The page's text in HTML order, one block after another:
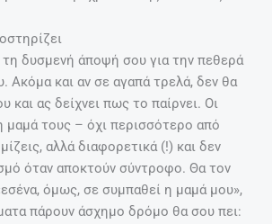
δυσμενή άποψή σου για την πεθερά
Ακόμα και αν σε αγαπά τρελά, δεν θα
και ας δείχνει πως το παίρνει. Οι
μαμά τους – όχι περισσότερο από
αλλά διαφορετικά (!) και δεν
όταν αποκτούν σύντροφο. Θα τον
όμως, σε συμπαθεί η μαμά μου»,
πάρουν άσχημο δρόμο θα σου πει: